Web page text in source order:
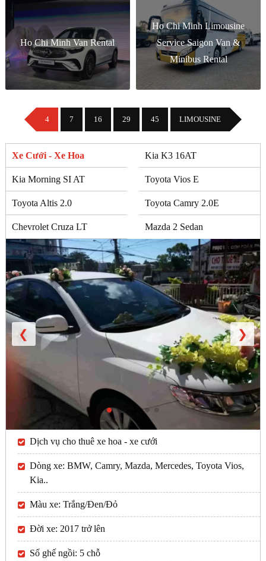
Ho Chi Minh Van Rental
Ho Chi Minh Limousine
Service Saigon Van &
Minibus Rental
4 7 16 29 45 LIMOUSINE
Xe Cưới - Xe Hoa Kia K3 16AT
Kia Morning SI AT Toyota Vios E
Toyota Altis 2.0 Toyota Camry 2.0E
Chevrolet Cruza LT Mazda 2 Sedan
❯
❮
Dịch vụ cho thuê xe hoa - xe cưới
Dòng xe: BMW, Camry, Mazda, Mercedes, Toyota Vios,
Kia..
Màu xe: Trắng/Đen/Đỏ
Đời xe: 2017 trở lên
Số ghế ngồi: 5 chỗ